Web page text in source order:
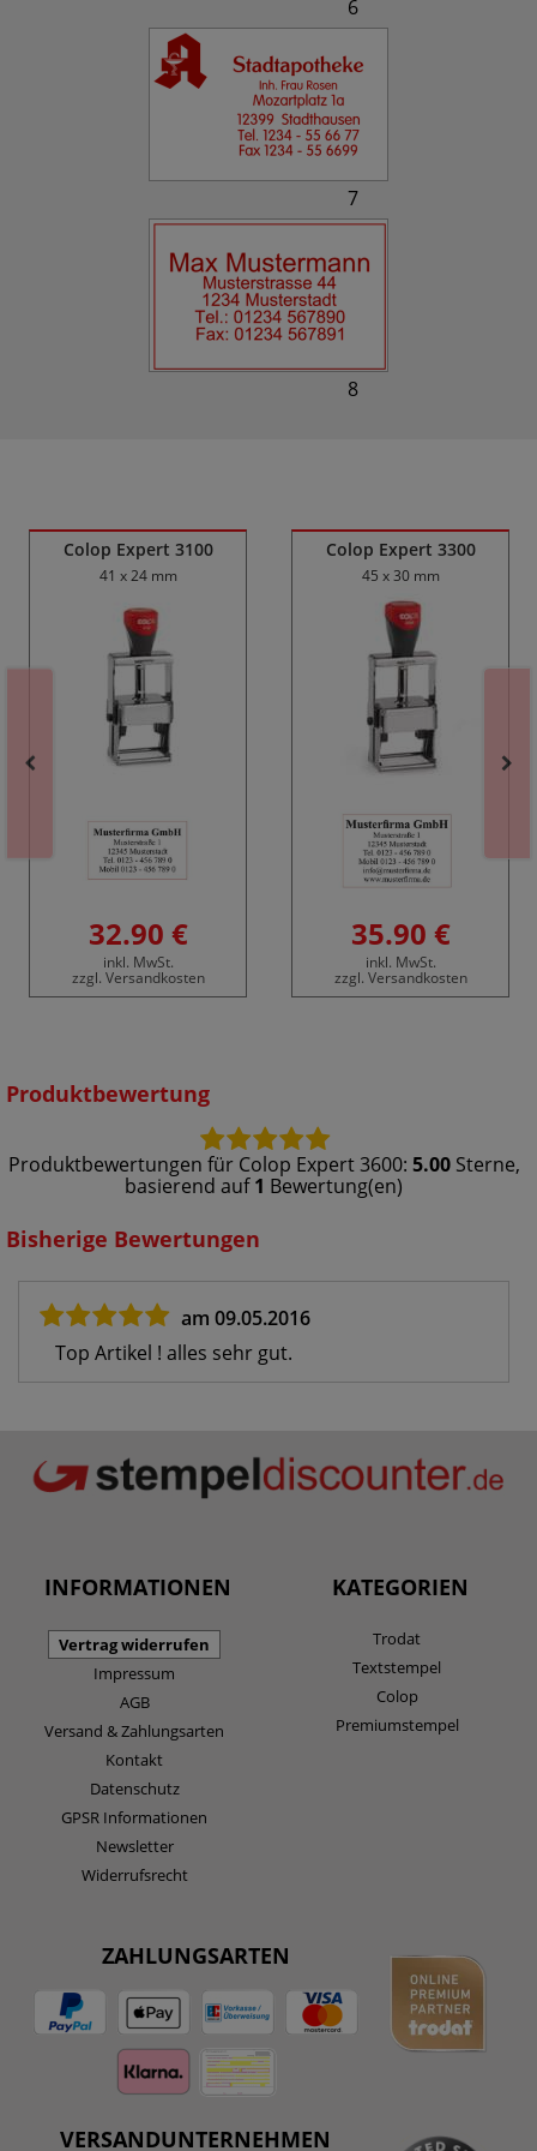
6
7
8
Colop Expert 3100
41 x 24 mm
32.90 €
inkl. MwSt.
zzgl. Versandkosten
Colop Expert 3300
45 x 30 mm
35.90 €
inkl. MwSt.
zzgl. Versandkosten
Produktbewertung
Produktbewertungen für Colop Expert 3600: 5.00Sterne,
basierend auf1 Bewertung(en)
Bisherige Bewertungen
am 09.05.2016
Top Artikel ! alles sehr gut.
INFORMATIONEN
Vertrag widerrufen
Impressum
AGB
Versand & Zahlungsarten
Kontakt
Datenschutz
GPSR Informationen
Newsletter
Widerrufsrecht
KATEGORIEN
Trodat
Textstempel
Colop
Premiumstempel
ZAHLUNGSARTEN
VERSANDUNTERNEHMEN